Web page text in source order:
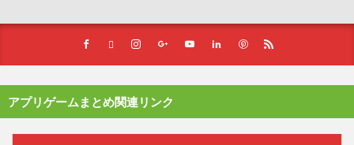
アプリゲームまとめ関連リンク